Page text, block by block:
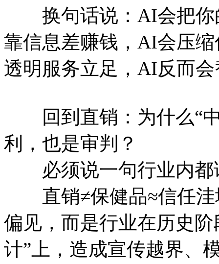
换句话说：AI会把你
靠信息差赚钱，AI会压
透明服务立足，AI反而
回到直销：为什么“中
利，也是审判？
必须说一句行业内都
直销≠保健品≈信任洼
偏见，而是行业在历史
计”上，造成宣传越界、